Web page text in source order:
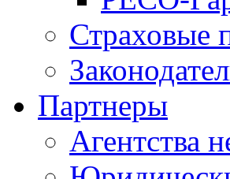
Страховые
Партнеры
Агентства